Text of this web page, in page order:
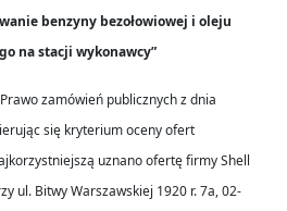
benzyny bezołowiowej i oleju
na stacji wykonawcy”
zamówień publicznych z dnia
się kryterium oceny ofert
uznano ofertę firmy Shell
ul. Bitwy Warszawskiej 1920 r. 7a, 02-